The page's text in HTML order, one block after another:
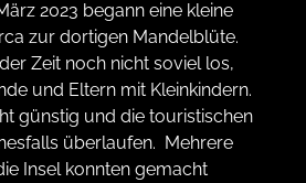
2023 begann eine kleine
zur dortigen Mandelblüte.
Zeit noch nicht soviel los,
und Eltern mit Kleinkindern.
günstig und die touristischen
überlaufen. Mehrere
Insel konnten gemacht